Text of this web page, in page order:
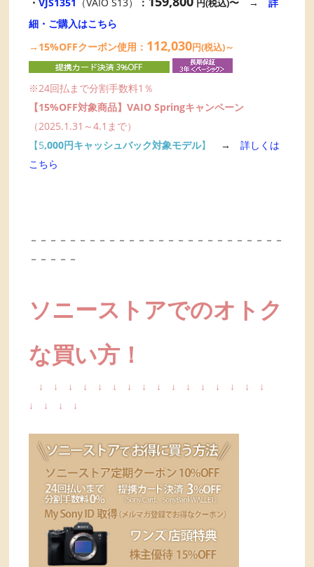
円(税込)
細・ご購入はこちら
→15%OFFクーポン使用： 112,030円(税込)～
※24回払まで分割手数料1％
【15%OFF対象商品】VAIO Springキャンペーン
（2025.1.31～4.1まで）
【5,000円キャッシュバック対象モデル】 →詳しくは
こちら
－－－－－－－－－－－－－－－－－－－－－－－－－－
－－－－－
ソニーストアでのオトク
な買い方！
↓ ↓ ↓ ↓ ↓ ↓ ↓ ↓ ↓ ↓ ↓ ↓ ↓ ↓ ↓
↓
↓
↓ ↓ ↓